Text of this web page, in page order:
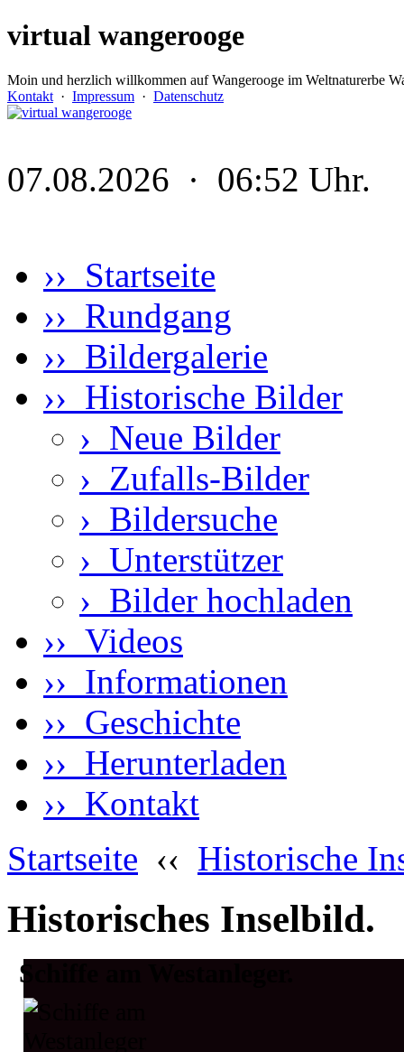
virtual wangerooge
Moin und herzlich willkommen auf Wangerooge im Weltnaturerbe
Kontakt · Impressum · Datenschutz
07.08.2026 · 06:52 Uhr.
›› Startseite
›› Rundgang
›› Bildergalerie
›› Historische Bilder
› Neue Bilder
› Zufalls-Bilder
› Bildersuche
› Unterstützer
› Bilder hochladen
›› Videos
›› Informationen
›› Geschichte
›› Herunterladen
›› Kontakt
Startseite ‹‹ Historische
Historisches Inselbild.
Schiffe am Westanleger.